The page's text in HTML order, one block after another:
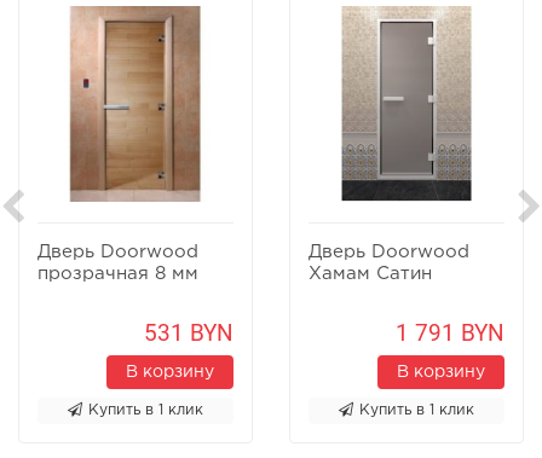
Дверь Doorwood
прозрачная 8 мм
531 BYN
В корзину
Купить в 1 клик
Дверь Doorwood
Хамам Сатин
1 791 BYN
В корзину
Купить в 1 клик